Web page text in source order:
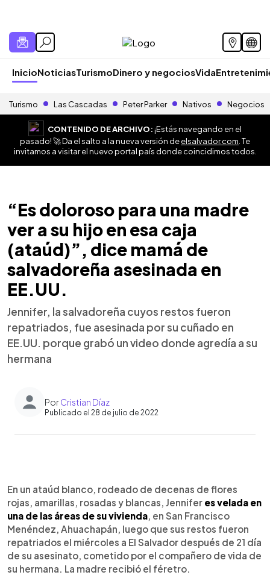
InicioNoticiasTurismoDinero y negociosVida
Turismo Las Cascadas Peter Parker Nativos Negocios
CONTENIDO DE ARCHIVO:¡Estás navegando en el
pasado! 🚀 Da el salto a la nueva versión deelsalvador.com . Te
invitamos a visitar el nuevo portal país donde coincidimos todos.
“Es doloroso para una madre
ver a su hijo en esa caja
(ataúd)”, dice mamá de
salvadoreña asesinada en
EE.UU.
Jennifer, la salvadoreña cuyos restos fueron
repatriados, fue asesinada por su cuñado en
EE.UU. porque grabó un video donde agredía a su
hermana
PorCristian Díaz
Publicado el 28 de julio de 2022
► Escuchar artículo
En un ataúd blanco, rodeado de decenas de flores
rojas, amarillas, rosadas y blancas, Jennifer es velada en
una de las áreas de su vivienda, en San Francisco
Menéndez, Ahuachapán, luego que sus restos fueron
repatriados el miércoles a El Salvador después de 21 día
de su asesinato, cometido por el compañero de vida de
su hermana. La madre recibió el féretro.